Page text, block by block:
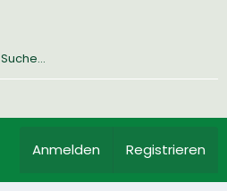
Anmelden Registrieren